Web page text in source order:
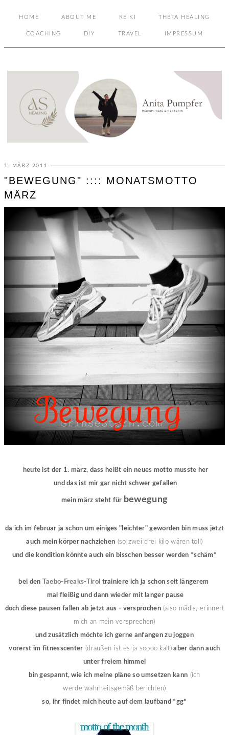
HOME ABOUT ME REIKI THETA HEALING
COACHING DIY TRAVEL IMPRESSUM
1. MÄRZ 2011
"BEWEGUNG" :::: MONATSMOTTO
MÄRZ
heute ist der 1. märz, dass heißt ein neues motto musste her
und das ist mir gar nicht schwer gefallen
mein märz steht für bewegung
da ich im februar ja schon um einiges "leichter" geworden bin muss jetzt
auch mein körper nachziehen (so zwei drei kilo wären toll)
und die kondition könnte auch ein bisschen besser werden *schäm*
bei den Taebo-Freaks-Tirol trainiere ich ja schon seit längerem
mal fleißig und dann wieder mit langer pause
doch diese pausen fallen ab jetzt aus - versprochen(also mädls, erinnert
mich an mein versprechen)
und zusätzlich möchte ich gerne anfangen zu joggen
vorerst im fitnesscenter (draußen ist es ja soooo kalt) aber dann auch
unter freiem himmel
bin gespannt, wie ich meine pläne so umsetzen kann (ich
werde wahrheitsgemäß berichten)
so, ihr findet mich heute auf dem laufband *gg*